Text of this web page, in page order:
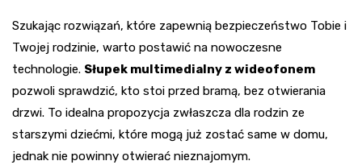
Szukając rozwiązań, które zapewnią bezpieczeństwo Tobie i
Twojej rodzinie, warto postawić na nowoczesne
technologie. Słupek multimedialny z wideofonem
pozwoli sprawdzić, kto stoi przed bramą, bez otwierania
drzwi. To idealna propozycja zwłaszcza dla rodzin ze
starszymi dziećmi, które mogą już zostać same w domu,
jednak nie powinny otwierać nieznajomym.